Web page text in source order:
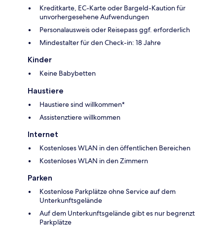
Kreditkarte, EC-Karte oder Bargeld-Kaution für
unvorhergesehene Aufwendungen
Personalausweis oder Reisepass ggf. erforderlich
Mindestalter für den Check-in: 18 Jahre
Kinder
Keine Babybetten
Haustiere
Haustiere sind willkommen*
Assistenztiere willkommen
Internet
Kostenloses WLAN in den öffentlichen Bereichen
Kostenloses WLAN in den Zimmern
Parken
Kostenlose Parkplätze ohne Service auf dem
Unterkunftsgelände
Auf dem Unterkunftsgelände gibt es nur begrenzt
Parkplätze